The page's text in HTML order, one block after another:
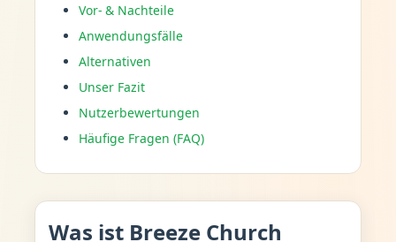
Vor- & Nachteile
Anwendungsfälle
Alternativen
Unser Fazit
Nutzerbewertungen
Häufige Fragen (FAQ)
Was ist Breeze Church